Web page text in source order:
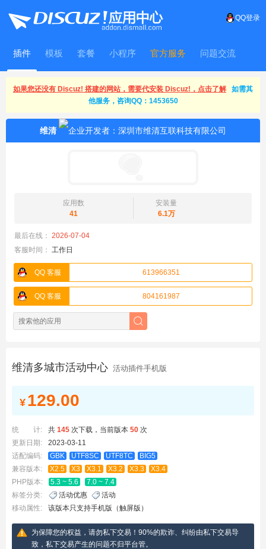
QQ登录
插件 模板 套餐 小程序 官方服务 问题交流
WitFrame
如果您还没有 Discuz! 搭建的网站，需要代安装 Discuz!，点击了解
如需其
他服务，咨询QQ：1453650
维清
应用数
41
安装量
6.1万
最后在线： 2026-07-04
客服时间： 工作日
QQ 客服 613966351
QQ 客服 804161987
维清多城市活动中心 活动插件手机版
¥ 129.00
统 计: 共 145 次下载，当前版本 50 次
更新日期:
2023-03-11
适配编码:
GBK UTF8SC UTF8TC
BIG5
兼容版本:
X2.5 X3 X3.1 X3.2 X3.3
X3.4
PHP版本:
5.3 ~ 5.6
7.0 ~ 7.4
标签分类:
活动优惠
活动
移动属性:
该版本只支持手机版（触屏版）
为保障您的权益，请勿私下交易！90%的欺诈、纠纷由私下交易导
致，私下交易产生的问题不归平台管。